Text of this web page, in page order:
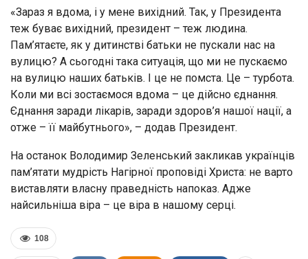
«Зараз я вдома, і у мене вихідний. Так, у Президента
теж буває вихідний, президент – теж людина.
Пам’ятаєте, як у дитинстві батьки не пускали нас на
вулицю? А сьогодні така ситуація, що ми не пускаємо
на вулицю наших батьків. І це не помста. Це – турбота.
Коли ми всі зостаємося вдома – це дійсно єднання.
Єднання заради лікарів, заради здоров’я нашої нації, а
отже – її майбутнього», – додав Президент.
На останок Володимир Зеленський закликав українців
пам’ятати мудрість Нагірної проповіді Христа: не варто
виставляти власну праведність напоказ. Адже
найсильніша віра – це віра в нашому серці.
108